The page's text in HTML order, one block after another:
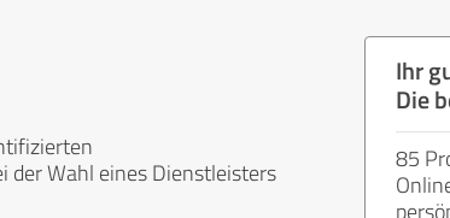
der Wahl eines Dienstleisters
Ihr
Die
85